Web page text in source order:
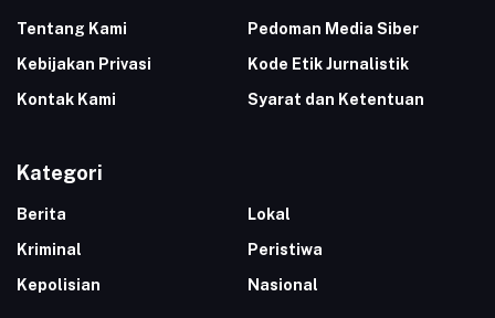
Tentang Kami
Pedoman Media Siber
Kebijakan Privasi
Kode Etik Jurnalistik
Kontak Kami
Syarat dan Ketentuan
Kategori
Berita
Lokal
Kriminal
Peristiwa
Kepolisian
Nasional